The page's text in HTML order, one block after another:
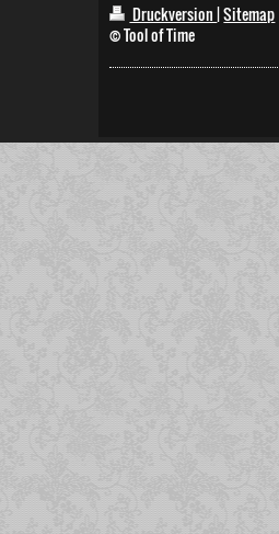
Druckversion|Sitemap
© Tool of Time